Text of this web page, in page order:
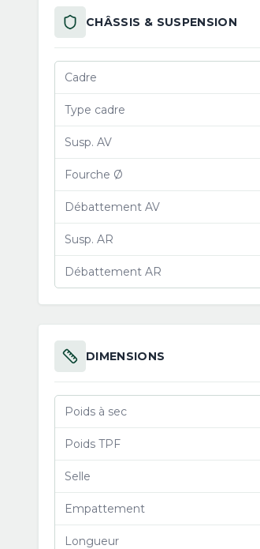
CHÂSSIS & SUSPENSION
Cadre
Type cadre
Susp. AV
Fourche Ø
Débattement AV
Susp. AR
Débattement AR
DIMENSIONS
Poids à sec
Poids TPF
Selle
Empattement
Longueur